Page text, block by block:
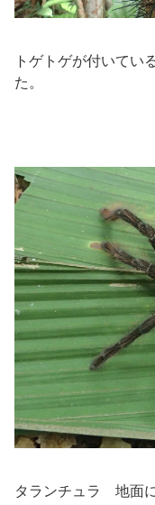
トゲトゲが付いて
た。
タランチュラ 地面